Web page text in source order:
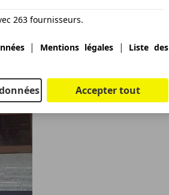
263 fournisseurs.
| Mentions légales|
Liste des
Accepter tout